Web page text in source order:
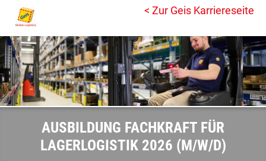
< Zur Geis Karriereseite
AUSBILDUNG FACHKRAFT FÜR
LAGERLOGISTIK 2026 (M/W/D)